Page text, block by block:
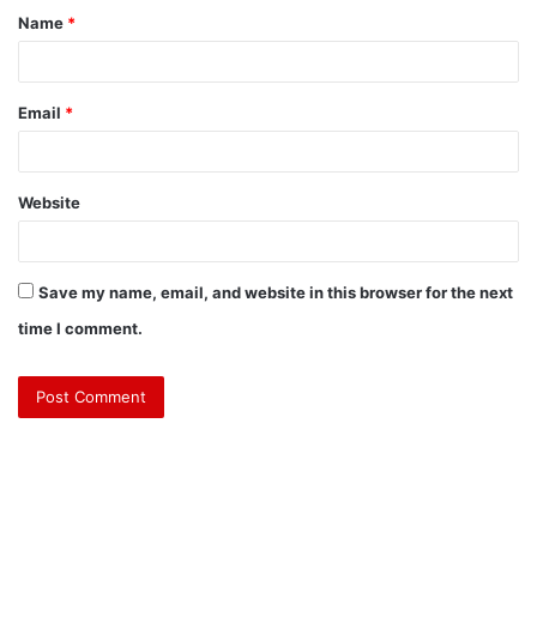
Name *
Email *
Website
Save my name, email, and website in this browser for the next
time I comment.